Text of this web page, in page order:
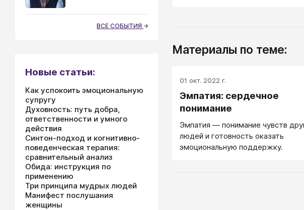
Материалы по теме:
01 окт. 2022 г.
Эмпатия: сердечное
понимание
Эмпатия — понимание чувств
людей и готовность оказать
эмоциональную поддержку.
ВСЕ СОБЫТИЯ
Новые статьи:
Как успокоить эмоциональную
супругу
Духовность: путь добра,
ответственности и умного
действия
Синтон-подход и когнитивно-
поведенческая терапия:
сравнительный анализ
Обида: инструкция по
применению
Три принципа мудрых людей
Манифест послушания
женщины